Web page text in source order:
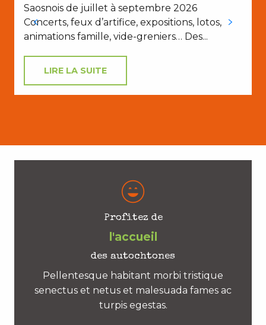
Saosnois de juillet à septembre 2026
Concerts, feux d’artifice, expositions, lotos,
animations famille, vide-greniers… Des...
LIRE LA SUITE
Profitez de
l'accueil
des autochtones
Pellentesque habitant morbi tristique
senectus et netus et malesuada fames ac
turpis egestas.